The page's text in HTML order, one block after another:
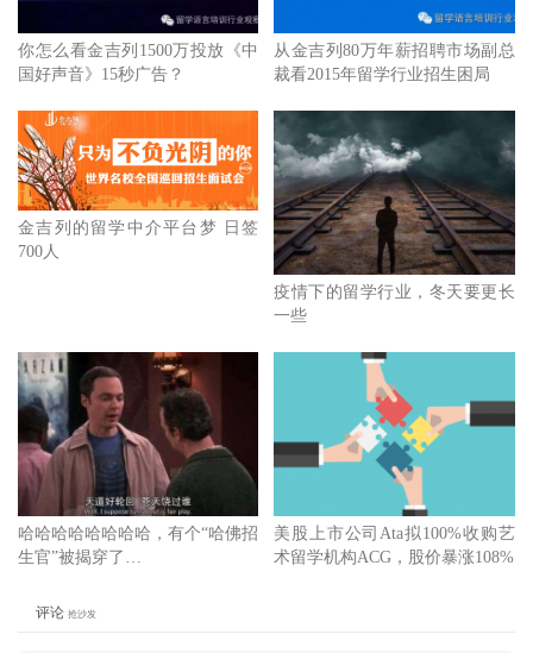
你怎么看金吉列1500万投放《中
国好声音》15秒广告？
从金吉列80万年薪招聘市场副总
裁看2015年留学行业招生困局
金吉列的留学中介平台梦 日签
700人
疫情下的留学行业，冬天要更长
一些
哈哈哈哈哈哈哈哈，有个“哈佛招
生官”被揭穿了…
美股上市公司Ata拟100%收购艺
术留学机构ACG，股价暴涨108%
评论 抢沙发